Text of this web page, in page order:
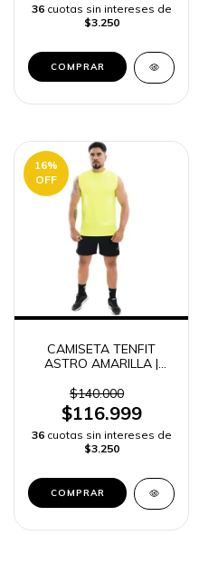
36 cuotas sin intereses de
$3.250
COMPRAR
16%
OFF
CAMISETA TENFIT
ASTRO AMARILLA |
$140.000
$116.999
36 cuotas sin intereses de
$3.250
COMPRAR